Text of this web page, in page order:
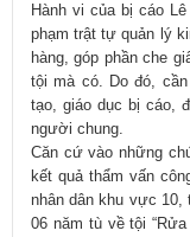
Hành vi của bị cáo
phạm trật tự quản lý
hàng, góp phần che
tội mà có. Do đó,
tạo, giáo dục bị cáo,
người chung.
Căn cứ vào những
kết quả thẩm vấn
nhân dân khu vực 10,
06 năm tù về tội